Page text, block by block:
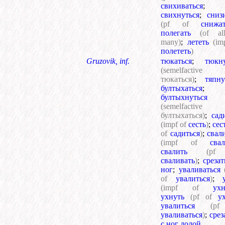
свихиваться;
свихнуться;
(pf of
полегать
(of
many); лететь
полететь)
Gruzovik, inf.
тюкаться;
тюкаться);
бултыхаться;
бултыхнуться
бултыхаться);
(impf ofсесть);
of садиться);
(impf of
свалить
сваливать);
ног; уваливаться
of увалиться);
(impf of
ухнуть
(pf of
увалиться
уваливаться);